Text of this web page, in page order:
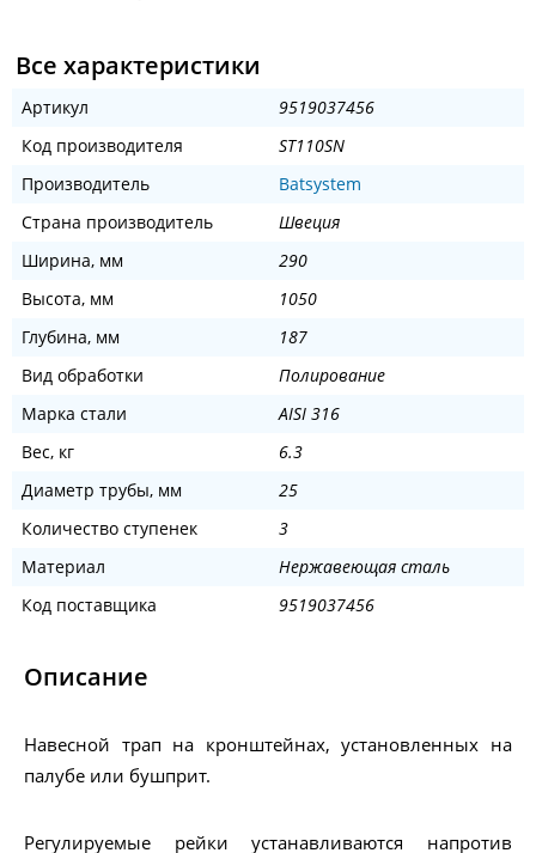
Все характеристики
Артикул
9519037456
Код производителя
ST110SN
Производитель
Batsystem
Страна производитель
Швеция
Ширина, мм
290
Высота, мм
1050
Глубина, мм
187
Вид обработки
Полирование
Марка стали
AISI 316
Вес, кг
6.3
Диаметр трубы, мм
25
Количество ступенек
3
Материал
Нержавеющая сталь
Код поставщика
9519037456
Описание
Навесной трап на кронштейнах, установленных на
палубе или бушприт.
Регулируемые рейки устанавливаются напротив